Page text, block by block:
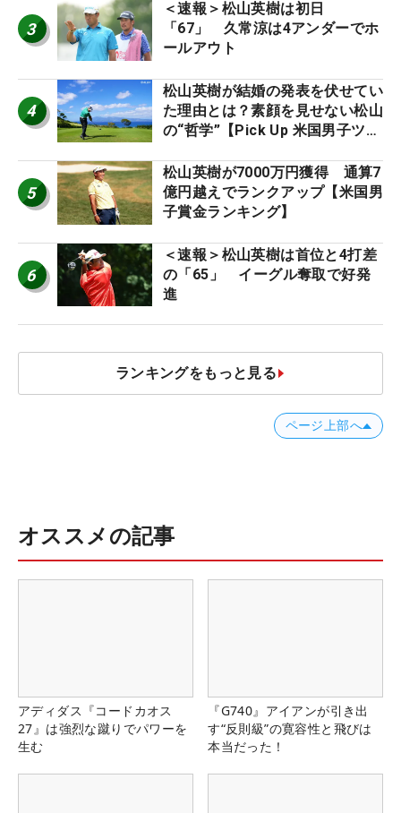
3
＜速報＞松山英樹は初日
「67」 久常涼は4アンダーでホ
ールアウト
4
松山英樹が結婚の発表を伏せてい
た理由とは？素顔を見せない松山
の“哲学”【Pick Up 米国男子ツア
5
松山英樹が7000万円獲得 通算7
億円越えでランクアップ【米国男
子賞金ランキング】
6
＜速報＞松山英樹は首位と4打差
の「65」 イーグル奪取で好発
進
ランキングをもっと見る
ページ上部へ
オススメの記事
アディダス『コードカオス
27』は強烈な蹴りでパワーを
生む
『G740』アイアンが引き出
す“反則級”の寛容性と飛びは
本当だった！